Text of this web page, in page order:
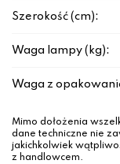
Szerokość (cm):
Waga lampy (kg):
Waga z
Mimo dołożenia
dane techniczne nie
jakichkolwiek
z handlowcem.